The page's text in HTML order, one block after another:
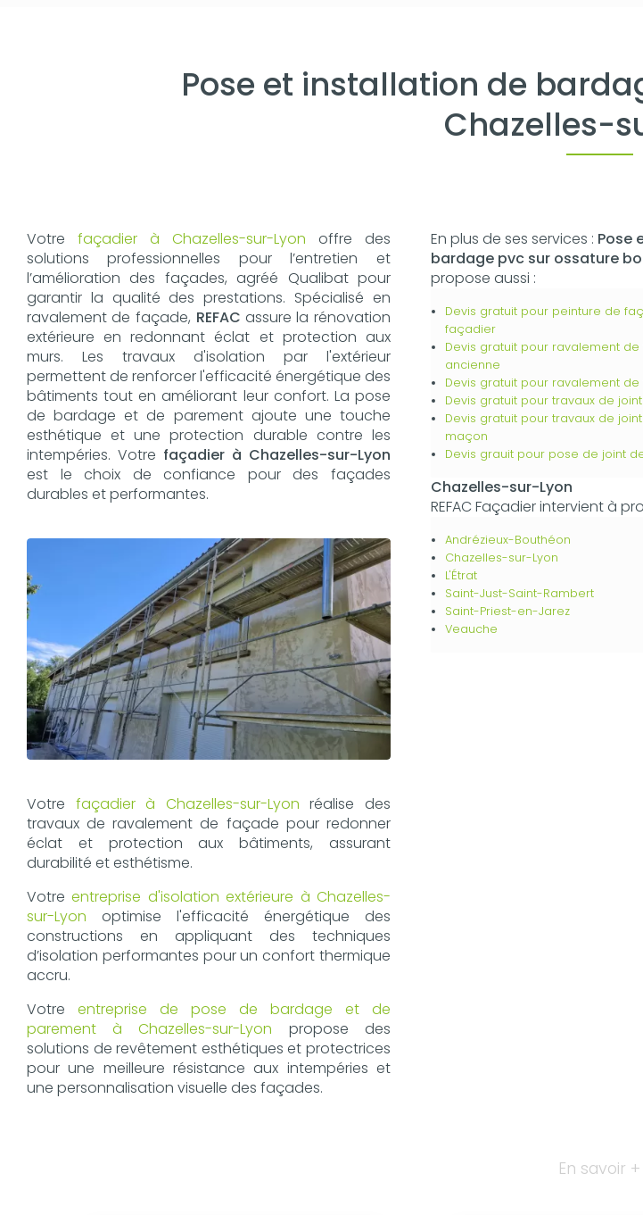
Pose et installation de
Chazelles-
Votre façadier à Chazelles-sur-Lyon offre des
solutions professionnelles pour l’entretien et
l’amélioration des façades, agréé Qualibat pour
garantir la qualité des prestations. Spécialisé en
ravalement de façade, REFAC assure la rénovation
extérieure en redonnant éclat et protection aux
murs. Les travaux d'isolation par l'extérieur
permettent de renforcer l'efficacité énergétique des
bâtiments tout en améliorant leur confort. La pose
de bardage et de parement ajoute une touche
esthétique et une protection durable contre les
intempéries. Votre façadier à Chazelles-sur-Lyon
est le choix de confiance pour des façades
durables et performantes.
Votre façadier à Chazelles-sur-Lyon réalise des
travaux de ravalement de façade pour redonner
éclat et protection aux bâtiments, assurant
durabilité et esthétisme.
Votreentreprise d'isolation extérieure à Chazelles-
sur-Lyon optimise l'efficacité énergétique des
constructions en appliquant des techniques
d’isolation performantes pour un confort thermique
accru.
Votre entreprise de pose de bardage et de
parement à Chazelles-sur-Lyon propose des
solutions de revêtement esthétiques et protectrices
pour une meilleure résistance aux intempéries et
une personnalisation visuelle des façades.
En plus de ses services : Pose
bardage pvc sur ossature
propose aussi :
Devis gratuit pour peinture de
façadier
Devis gratuit pour ravalement
ancienne
Devis gratuit pour ravalement
Devis gratuit pour travaux de
Devis gratuit pour travaux de
maçon
Devis grauit pour pose de joint
Chazelles-sur-Lyon
REFAC Façadier intervient à
Andrézieux-Bouthéon
Chazelles-sur-Lyon
L'Étrat
Saint-Just-Saint-Rambert
Saint-Priest-en-Jarez
Veauche
En savoir +